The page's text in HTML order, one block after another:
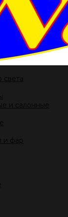
света
и салонные
и фар